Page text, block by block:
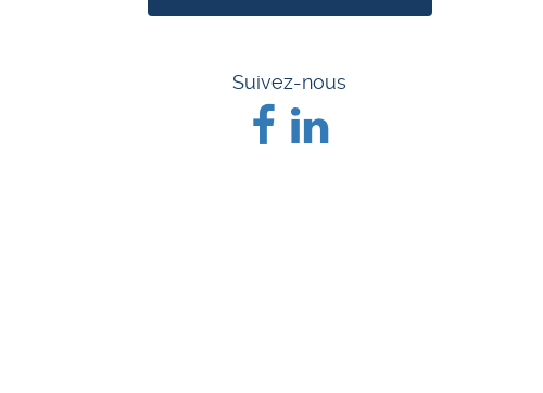
Suivez-nous